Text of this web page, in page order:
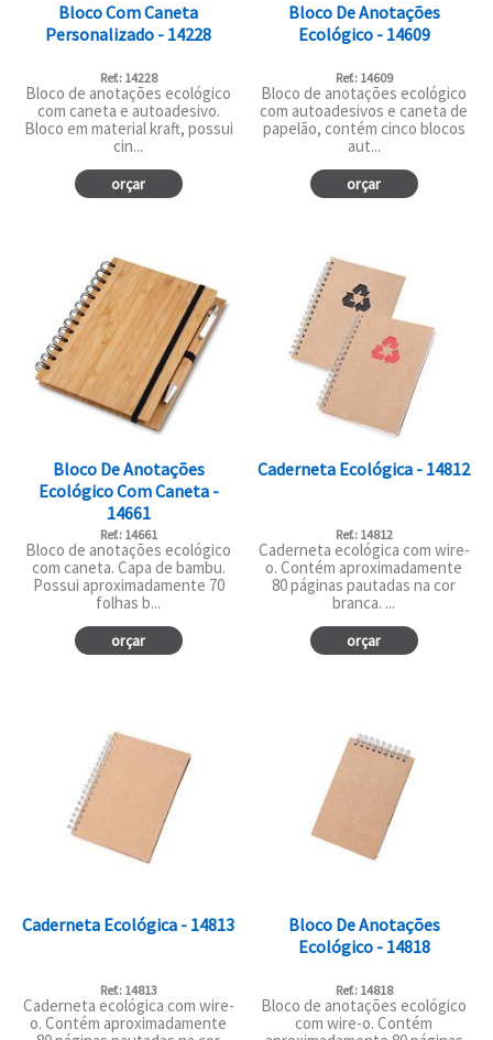
Bloco Com Caneta
Personalizado - 14228
Ref.: 14228
Bloco de anotações ecológico
com caneta e autoadesivo.
Bloco em material kraft, possui
cin...
orçar
Bloco De Anotações
Ecológico - 14609
Ref.: 14609
Bloco de anotações ecológico
com autoadesivos e caneta de
papelão, contém cinco blocos
aut...
orçar
Bloco De Anotações
Ecológico Com Caneta -
14661
Ref.: 14661
Bloco de anotações ecológico
com caneta. Capa de bambu.
Possui aproximadamente 70
folhas b...
orçar
Caderneta Ecológica - 14812
Ref.: 14812
Caderneta ecológica com wire-
o. Contém aproximadamente
80 páginas pautadas na cor
branca. ...
orçar
Caderneta Ecológica - 14813
Ref.: 14813
Caderneta ecológica com wire-
o. Contém aproximadamente
Bloco De Anotações
Ecológico - 14818
Ref.: 14818
Bloco de anotações ecológico
com wire-o. Contém